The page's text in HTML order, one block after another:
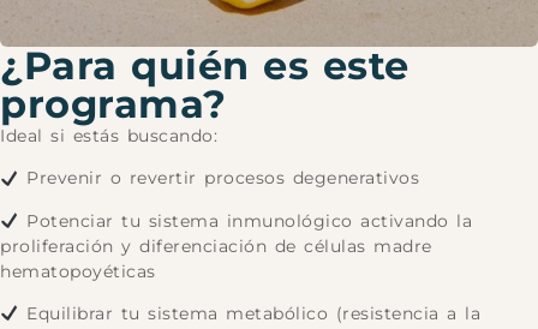
¿Para quién es este
programa?
Ideal si estás buscando:
Prevenir o revertir procesos degenerativos
Potenciar tu sistema inmunológico activando la
proliferación y diferenciación de células madre
hematopoyéticas
Equilibrar tu sistema metabólico (resistencia a la